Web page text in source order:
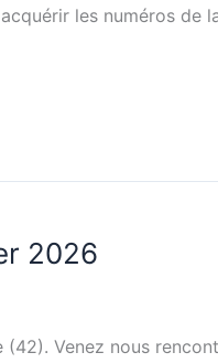
les numéros de
2026
(42). Venez nous